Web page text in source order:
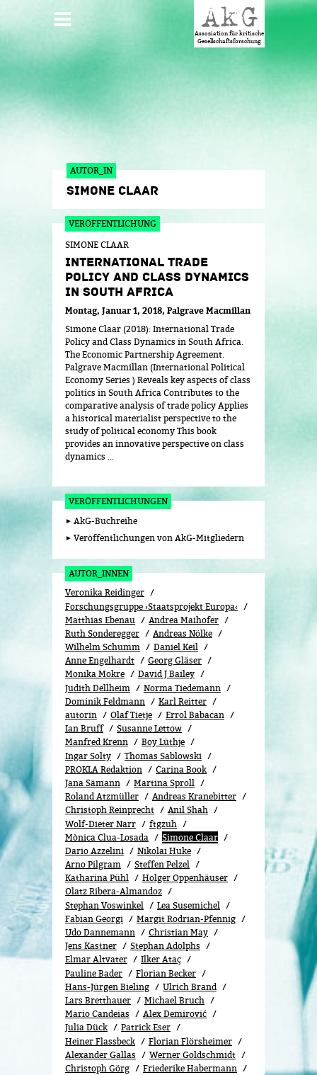
HAUPTMENÜ
Assoziation für kritische
Gesellschaftsforschung
AUTOR_IN
SIMONE CLAAR
SIMONE CLAAR
INTERNATIONAL TRADE
POLICY AND CLASS DYNAMICS
IN SOUTH AFRICA
Montag, Januar 1, 2018 Palgrave Macmillan
Simone Claar (2018): International Trade
Policy and Class Dynamics in South Africa.
The Economic Partnership Agreement.
Palgrave Macmillan (International Political
Economy Series ) Reveals key aspects of class
politics in South Africa Contributes to the
comparative analysis of trade policy Applies
a historical materialist perspective to the
study of political economy This book
provides an innovative perspective on class
dynamics ...
VERÖFFENTLICHUNGEN
AkG-Buchreihe
Veröffentlichungen von AkG-Mitgliedern
AUTOR_INNEN
Veronika Reidinger
Forschungsgruppe ›Staatsprojekt Europa‹
Matthias Ebenau
Andrea Maihofer
Ruth Sonderegger
Andreas Nölke
Wilhelm Schumm
Daniel Keil
Anne Engelhardt
Georg Gläser
Monika Mokre
David J Bailey
Judith Dellheim
Norma Tiedemann
Dominik Feldmann
Karl Reitter
autorin
Olaf Tietje
Errol Babacan
Ian Bruff
Susanne Lettow
Manfred Krenn
Boy Lüthje
Ingar Solty
Thomas Sablowski
PROKLA Redaktion
Carina Book
Jana Sämann
Martina Sproll
Roland Atzmüller
Andreas Kranebitter
Christoph Reinprecht
Anil Shah
Wolf-Dieter Narr
ftgzuh
Mònica Clua-Losada
Simone Claar
Dario Azzelini
Nikolai Huke
Arno Pilgram
Steffen Pelzel
Katharina Pühl
Holger Oppenhäuser
Olatz Ribera-Almandoz
Stephan Voswinkel
Lea Susemichel
Fabian Georgi
Margit Rodrian-Pfennig
Udo Dannemann
Christian May
Jens Kastner
Stephan Adolphs
Elmar Altvater
Ilker Ataç
Pauline Bader
Florian Becker
Hans-Jürgen Bieling
Ulrich Brand
Lars Bretthauer
Michael Bruch
Mario Candeias
Alex Demirović
Julia Dück
Patrick Eser
Heiner Flassbeck
Florian Flörsheimer
Alexander Gallas
Werner Goldschmidt
Christoph Görg
Friederike Habermann